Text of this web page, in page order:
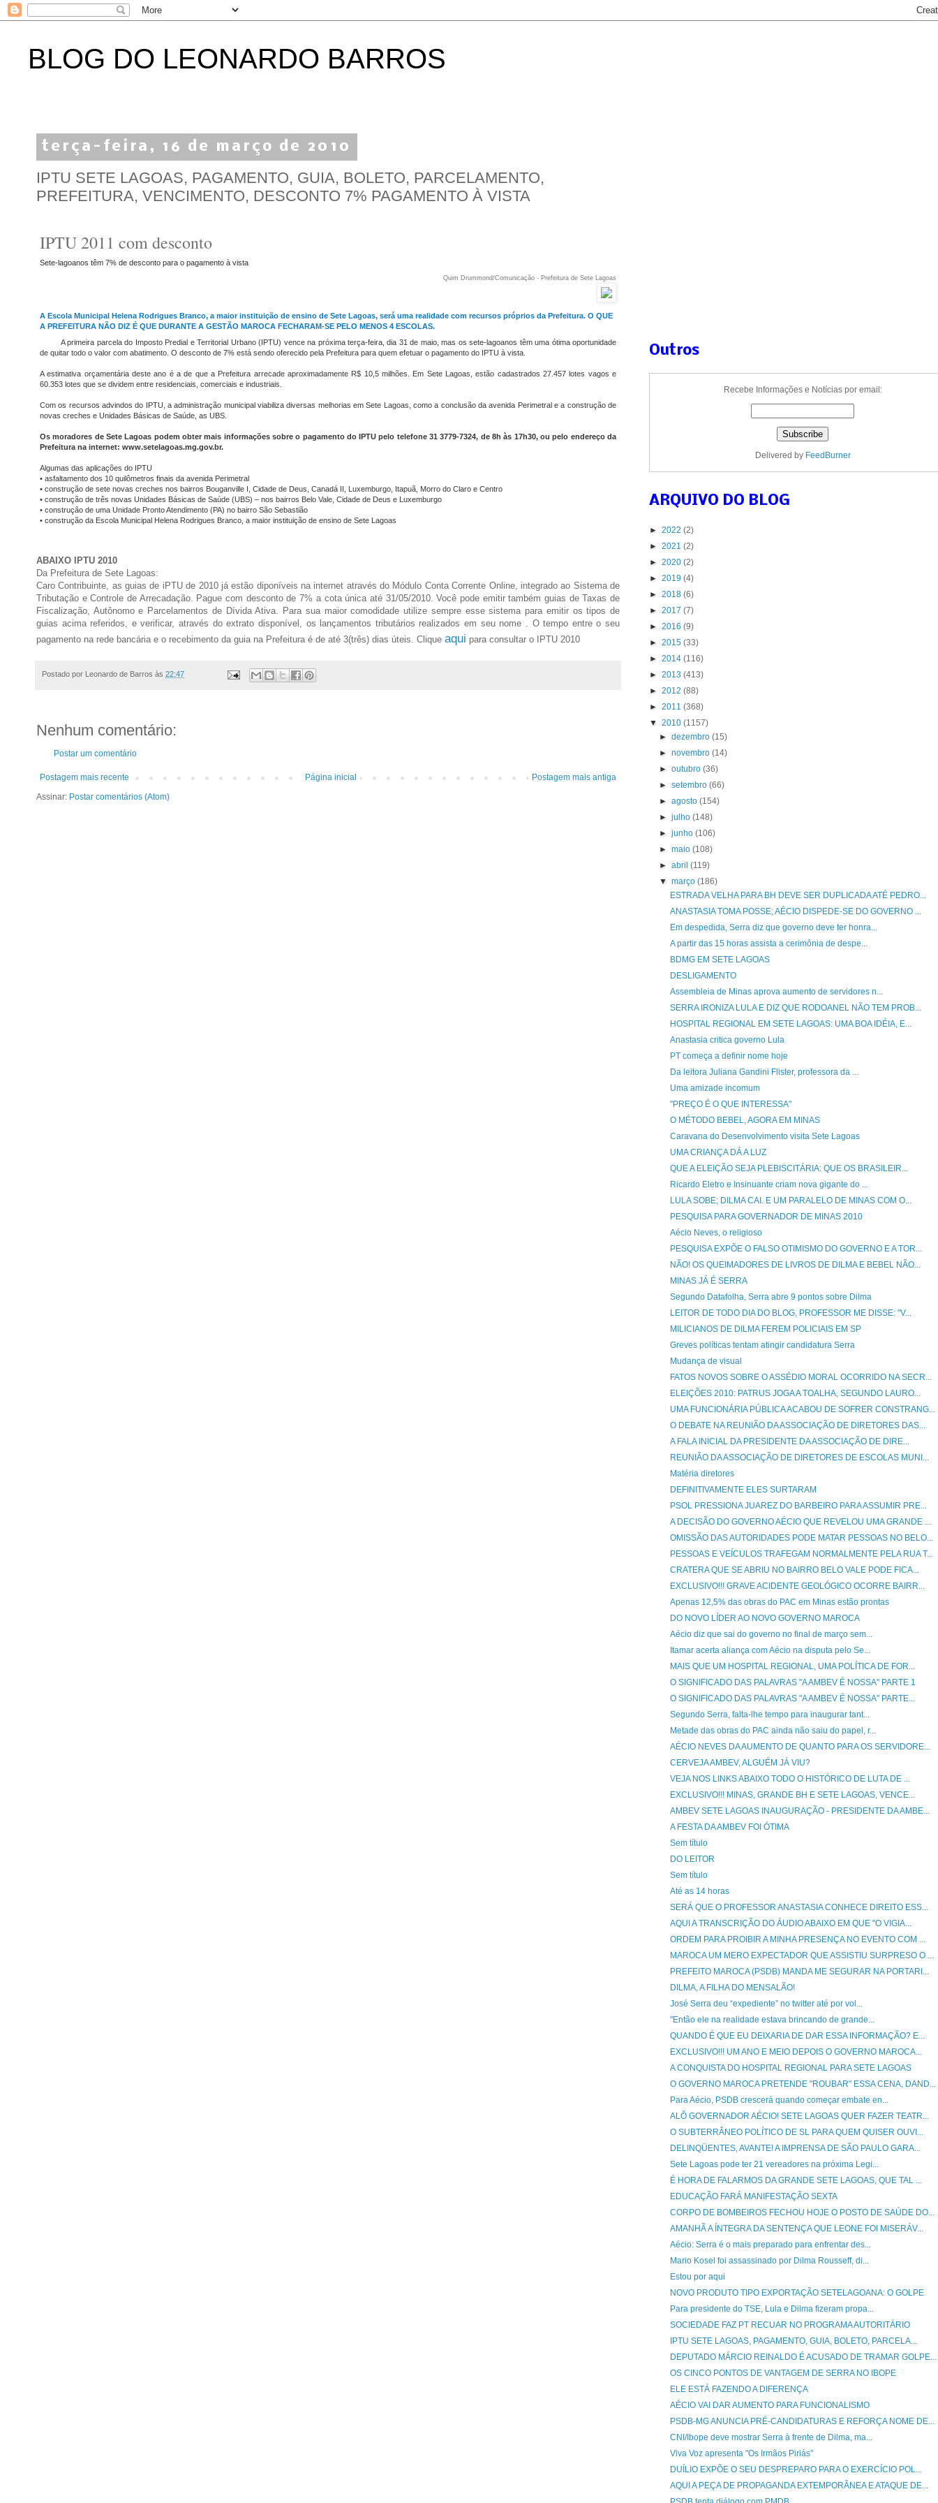
BLOG DO LEONARDO BARROS
terça-feira, 16 de março de 2010
IPTU SETE LAGOAS, PAGAMENTO, GUIA, BOLETO, PARCELAMENTO,
PREFEITURA, VENCIMENTO, DESCONTO 7% PAGAMENTO À VISTA
IPTU 2011 com desconto
Sete-lagoanos têm 7% de desconto para o pagamento à vista
Quim Drummond/Comunicação - Prefeitura de Sete Lagoas
A Escola Municipal Helena Rodrigues Branco, a maior instituição de ensino de Sete Lagoas, será uma realidade com recursos próprios da Prefeitura. O QUE
A PREFEITURA NÃO DIZ É QUE DURANTE A GESTÃO MAROCA FECHARAM-SE PELO MENOS 4 ESCOLAS.
A primeira parcela do Imposto Predial e Territorial Urbano (IPTU) vence na próxima terça-feira, dia 31 de maio, mas os sete-lagoanos têm uma ótima oportunidade
de quitar todo o valor com abatimento. O desconto de 7% está sendo oferecido pela Prefeitura para quem efetuar o pagamento do IPTU à vista.
A estimativa orçamentária deste ano é a de que a Prefeitura arrecade aproximadamente R$ 10,5 milhões. Em Sete Lagoas, estão cadastrados 27.457 lotes vagos e
60.353 lotes que se dividem entre residenciais, comerciais e industriais.
Com os recursos advindos do IPTU, a administração municipal viabiliza diversas melhorias em Sete Lagoas, como a conclusão da avenida Perimetral e a construção de
novas creches e Unidades Básicas de Saúde, as UBS.
Os moradores de Sete Lagoas podem obter mais informações sobre o pagamento do IPTU pelo telefone 31 3779-7324, de 8h às 17h30, ou pelo endereço da
Prefeitura na internet: www.setelagoas.mg.gov.br.
Algumas das aplicações do IPTU
• asfaltamento dos 10 quilômetros finais da avenida Perimetral
• construção de sete novas creches nos bairros Bouganville I, Cidade de Deus, Canadá II, Luxemburgo, Itapuã, Morro do Claro e Centro
• construção de três novas Unidades Básicas de Saúde (UBS) – nos bairros Belo Vale, Cidade de Deus e Luxemburgo
• construção de uma Unidade Pronto Atendimento (PA) no bairro São Sebastião
• construção da Escola Municipal Helena Rodrigues Branco, a maior instituição de ensino de Sete Lagoas
ABAIXO IPTU 2010
Da Prefeitura de Sete Lagoas:
Caro Contribuinte, as guias de iPTU de 2010 já estão diponíveis na internet através do Módulo Conta Corrente Online, integrado ao Sistema de
Tributação e Controle de Arrecadação. Pague com desconto de 7% a cota única até 31/05/2010. Você pode emitir também guias de Taxas de
Fiscalização, Autônomo e Parcelamentos de Dívida Ativa. Para sua maior comodidade utilize sempre esse sistema para emitir os tipos de
guias acima referidos, e verificar, através do extrato disponível, os lançamentos tributários realizados em seu nome . O tempo entre o seu
pagamento na rede bancária e o recebimento da guia na Prefeitura é de até 3(três) dias úteis. Clique aqui para consultar o IPTU 2010
Postado por Leonardo de Barros às 22:47
Nenhum comentário:
Postar um comentário
Postagem mais recente Postagem mais antiga
Página inicial
Assinar: Postar comentários (Atom)
Outros
Recebe Informações e Notícias por email:
Delivered by FeedBurner
ARQUIVO DO BLOG
► 2022 (2)
► 2021 (2)
► 2020 (2)
► 2019 (4)
► 2018 (6)
► 2017 (7)
► 2016 (9)
► 2015 (33)
► 2014 (116)
► 2013 (413)
► 2012 (88)
► 2011 (368)
▼ 2010 (1157)
►dezembro(15)
►novembro(14)
►outubro(36)
►setembro(66)
►agosto(154)
►julho(148)
►junho(106)
►maio(108)
►abril(119)
▼março(186)
ESTRADA VELHA PARA BH DEVE SER DUPLICADA ATÉ PEDRO...
ANASTASIA TOMA POSSE; AÉCIO DISPEDE-SE DO GOVERNO ...
Em despedida, Serra diz que governo deve ter honra...
A partir das 15 horas assista a cerimônia de despe...
BDMG EM SETE LAGOAS
DESLIGAMENTO
Assembleia de Minas aprova aumento de servidores n...
SERRA IRONIZA LULA E DIZ QUE RODOANEL NÃO TEM PROB...
HOSPITAL REGIONAL EM SETE LAGOAS: UMA BOA IDÉIA, E...
Anastasia critica governo Lula
PT começa a definir nome hoje
Da leitora Juliana Gandini Flister, professora da ...
Uma amizade incomum
"PREÇO É O QUE INTERESSA"
O MÉTODO BEBEL, AGORA EM MINAS
Caravana do Desenvolvimento visita Sete Lagoas
UMA CRIANÇA DÁ A LUZ
QUE A ELEIÇÃO SEJA PLEBISCITÁRIA: QUE OS BRASILEIR...
Ricardo Eletro e Insinuante criam nova gigante do ...
LULA SOBE; DILMA CAI. E UM PARALELO DE MINAS COM O...
PESQUISA PARA GOVERNADOR DE MINAS 2010
Aécio Neves, o religioso
PESQUISA EXPÕE O FALSO OTIMISMO DO GOVERNO E A TOR...
NÃO! OS QUEIMADORES DE LIVROS DE DILMA E BEBEL NÃO...
MINAS JÁ É SERRA
Segundo Datafolha, Serra abre 9 pontos sobre Dilma
LEITOR DE TODO DIA DO BLOG, PROFESSOR ME DISSE: "V...
MILICIANOS DE DILMA FEREM POLICIAIS EM SP
Greves políticas tentam atingir candidatura Serra
Mudança de visual
FATOS NOVOS SOBRE O ASSÉDIO MORAL OCORRIDO NA SECR...
ELEIÇÕES 2010: PATRUS JOGA A TOALHA, SEGUNDO LAURO...
UMA FUNCIONÁRIA PÚBLICA ACABOU DE SOFRER CONSTRANG...
O DEBATE NA REUNIÃO DA ASSOCIAÇÃO DE DIRETORES DAS...
A FALA INICIAL DA PRESIDENTE DA ASSOCIAÇÃO DE DIRE...
REUNIÃO DA ASSOCIAÇÃO DE DIRETORES DE ESCOLAS MUNI...
Matéria diretores
DEFINITIVAMENTE ELES SURTARAM
PSOL PRESSIONA JUAREZ DO BARBEIRO PARA ASSUMIR PRE...
A DECISÃO DO GOVERNO AÉCIO QUE REVELOU UMA GRANDE ...
OMISSÃO DAS AUTORIDADES PODE MATAR PESSOAS NO BELO...
PESSOAS E VEÍCULOS TRAFEGAM NORMALMENTE PELA RUA T...
CRATERA QUE SE ABRIU NO BAIRRO BELO VALE PODE FICA...
EXCLUSIVO!!! GRAVE ACIDENTE GEOLÓGICO OCORRE BAIRR...
Apenas 12,5% das obras do PAC em Minas estão prontas
DO NOVO LÍDER AO NOVO GOVERNO MAROCA
Aécio diz que sai do governo no final de março sem...
Itamar acerta aliança com Aécio na disputa pelo Se...
MAIS QUE UM HOSPITAL REGIONAL, UMA POLÍTICA DE FOR...
O SIGNIFICADO DAS PALAVRAS "A AMBEV É NOSSA" PARTE 1
O SIGNIFICADO DAS PALAVRAS "A AMBEV É NOSSA" PARTE...
Segundo Serra, falta-lhe tempo para inaugurar tant...
Metade das obras do PAC ainda não saiu do papel, r...
AÉCIO NEVES DA AUMENTO DE QUANTO PARA OS SERVIDORE...
CERVEJA AMBEV, ALGUÉM JÁ VIU?
VEJA NOS LINKS ABAIXO TODO O HISTÓRICO DE LUTA DE ...
EXCLUSIVO!!! MINAS, GRANDE BH E SETE LAGOAS, VENCE...
AMBEV SETE LAGOAS INAUGURAÇÃO - PRESIDENTE DA AMBE...
A FESTA DA AMBEV FOI ÓTIMA
Sem título
DO LEITOR
Sem título
Até as 14 horas
SERÁ QUE O PROFESSOR ANASTASIA CONHECE DIREITO ESS...
AQUI A TRANSCRIÇÃO DO ÁUDIO ABAIXO EM QUE "O VIGIA...
ORDEM PARA PROIBIR A MINHA PRESENÇA NO EVENTO COM ...
MAROCA UM MERO EXPECTADOR QUE ASSISTIU SURPRESO O ...
PREFEITO MAROCA (PSDB) MANDA ME SEGURAR NA PORTARI...
DILMA, A FILHA DO MENSALÃO!
José Serra deu “expediente” no twitter até por vol...
"Então ele na realidade estava brincando de grande...
QUANDO É QUE EU DEIXARIA DE DAR ESSA INFORMAÇÃO? E...
EXCLUSIVO!!! UM ANO E MEIO DEPOIS O GOVERNO MAROCA...
A CONQUISTA DO HOSPITAL REGIONAL PARA SETE LAGOAS
O GOVERNO MAROCA PRETENDE "ROUBAR" ESSA CENA, DAND...
Para Aécio, PSDB crescerá quando começar embate en...
ALÔ GOVERNADOR AÉCIO! SETE LAGOAS QUER FAZER TEATR...
O SUBTERRÂNEO POLÍTICO DE SL PARA QUEM QUISER OUVI...
DELINQÜENTES, AVANTE! A IMPRENSA DE SÃO PAULO GARA...
Sete Lagoas pode ter 21 vereadores na próxima Legi...
É HORA DE FALARMOS DA GRANDE SETE LAGOAS, QUE TAL ...
EDUCAÇÃO FARÁ MANIFESTAÇÃO SEXTA
CORPO DE BOMBEIROS FECHOU HOJE O POSTO DE SAÚDE DO...
AMANHÃ A ÍNTEGRA DA SENTENÇA QUE LEONE FOI MISERÁV...
Aécio: Serra é o mais preparado para enfrentar des...
Mario Kosel foi assassinado por Dilma Rousseff, di...
Estou por aqui
NOVO PRODUTO TIPO EXPORTAÇÃO SETELAGOANA: O GOLPE
Para presidente do TSE, Lula e Dilma fizeram propa...
SOCIEDADE FAZ PT RECUAR NO PROGRAMA AUTORITÁRIO
IPTU SETE LAGOAS, PAGAMENTO, GUIA, BOLETO, PARCELA...
DEPUTADO MÁRCIO REINALDO É ACUSADO DE TRAMAR GOLPE...
OS CINCO PONTOS DE VANTAGEM DE SERRA NO IBOPE
ELE ESTÁ FAZENDO A DIFERENÇA
AÉCIO VAI DAR AUMENTO PARA FUNCIONALISMO
PSDB-MG ANUNCIA PRÉ-CANDIDATURAS E REFORÇA NOME DE...
CNI/Ibope deve mostrar Serra à frente de Dilma, ma...
Viva Voz apresenta "Os Irmãos Piriás"
DUÍLIO EXPÕE O SEU DESPREPARO PARA O EXERCÍCIO POL...
AQUI A PEÇA DE PROPAGANDA EXTEMPORÂNEA E ATAQUE DE...